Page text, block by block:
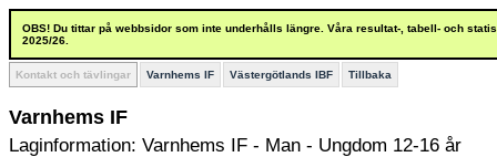
OBS! Du tittar på webbsidor som inte underhålls längre. Våra resultat-, tabell- och
2025/26.
Kontakt och tävlingar Varnhems IF Västergötlands IBF Tillbaka
Varnhems IF
Laginformation: Varnhems IF - Man - Ungdom 12-16 år